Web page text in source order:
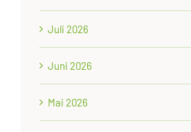
Juli 2026
Juni 2026
Mai 2026